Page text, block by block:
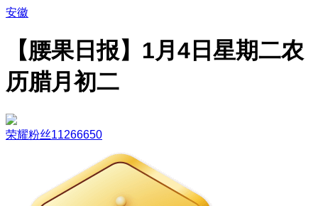
安徽
【腰果日报】1月4日星期二农
历腊月初二
荣耀粉丝11266650